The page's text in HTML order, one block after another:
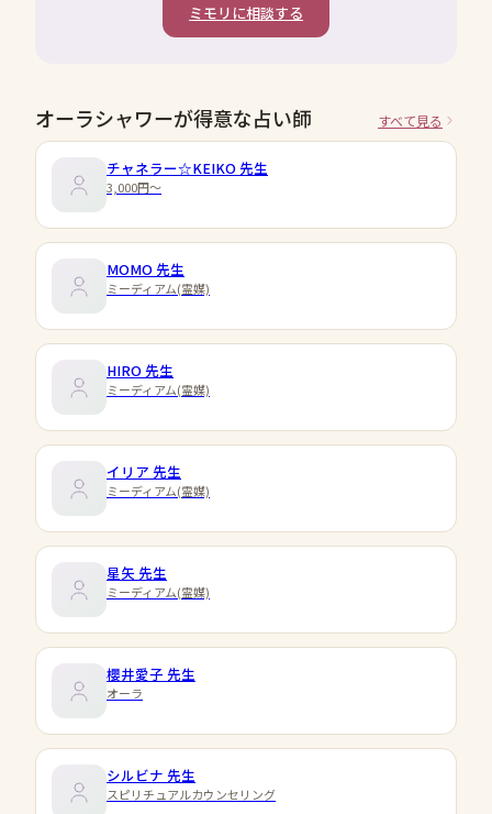
ミモリに相談する
オーラシャワーが得意な占い師 すべて見る
チャネラー☆KEIKO先生
3,000円〜
MOMO先生
ミーディアム(霊媒)
HIRO先生
ミーディアム(霊媒)
イリア 先生
ミーディアム(霊媒)
星矢 先生
ミーディアム(霊媒)
櫻井愛子 先生
オーラ
シルビナ 先生
スピリチュアルカウンセリング